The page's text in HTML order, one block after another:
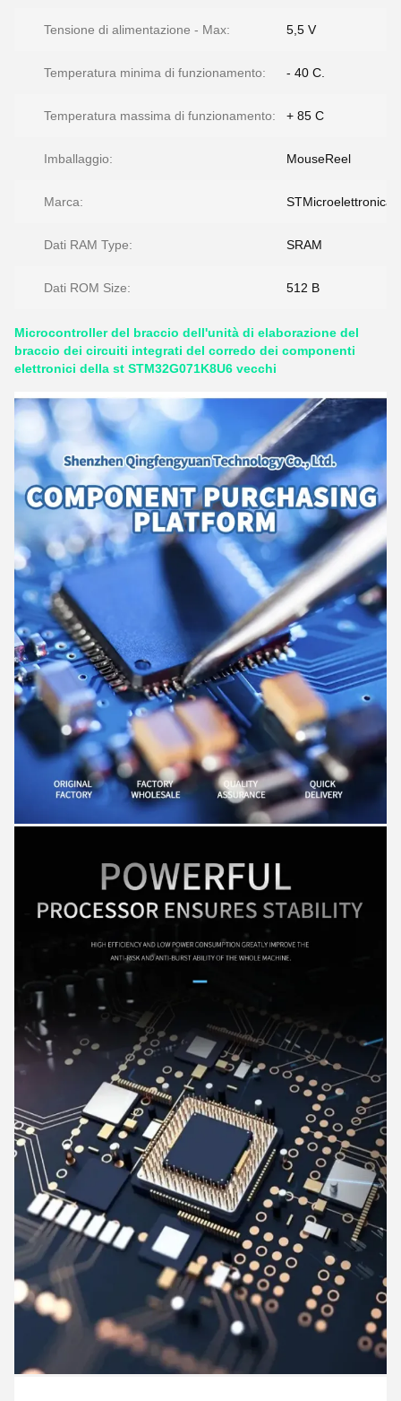
Tensione di alimentazione - Max: 5,5 V
Temperatura minima di funzionamento: - 40 C.
Temperatura massima di funzionamento: + 85 C
Imballaggio: MouseReel
Marca: STMicroelettronica
Dati RAM Type: SRAM
Dati ROM Size: 512 B
Microcontroller del braccio dell'unità di elaborazione del
braccio dei circuiti integrati del corredo dei componenti
elettronici della st STM32G071K8U6 vecchi